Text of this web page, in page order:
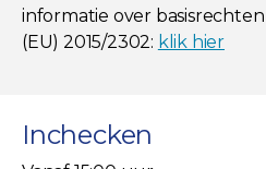
informatie over
(EU) 2015/2302: klik hier
Inchecken